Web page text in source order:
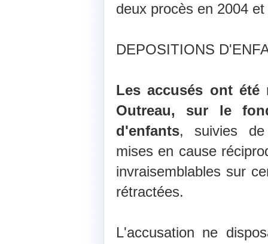
deux procès en 2004
DEPOSITIONS
Les accusés ont été
Outreau, sur le
d'enfants, suivies
mises en cause
invraisemblables sur
rétractées.
L'accusation ne